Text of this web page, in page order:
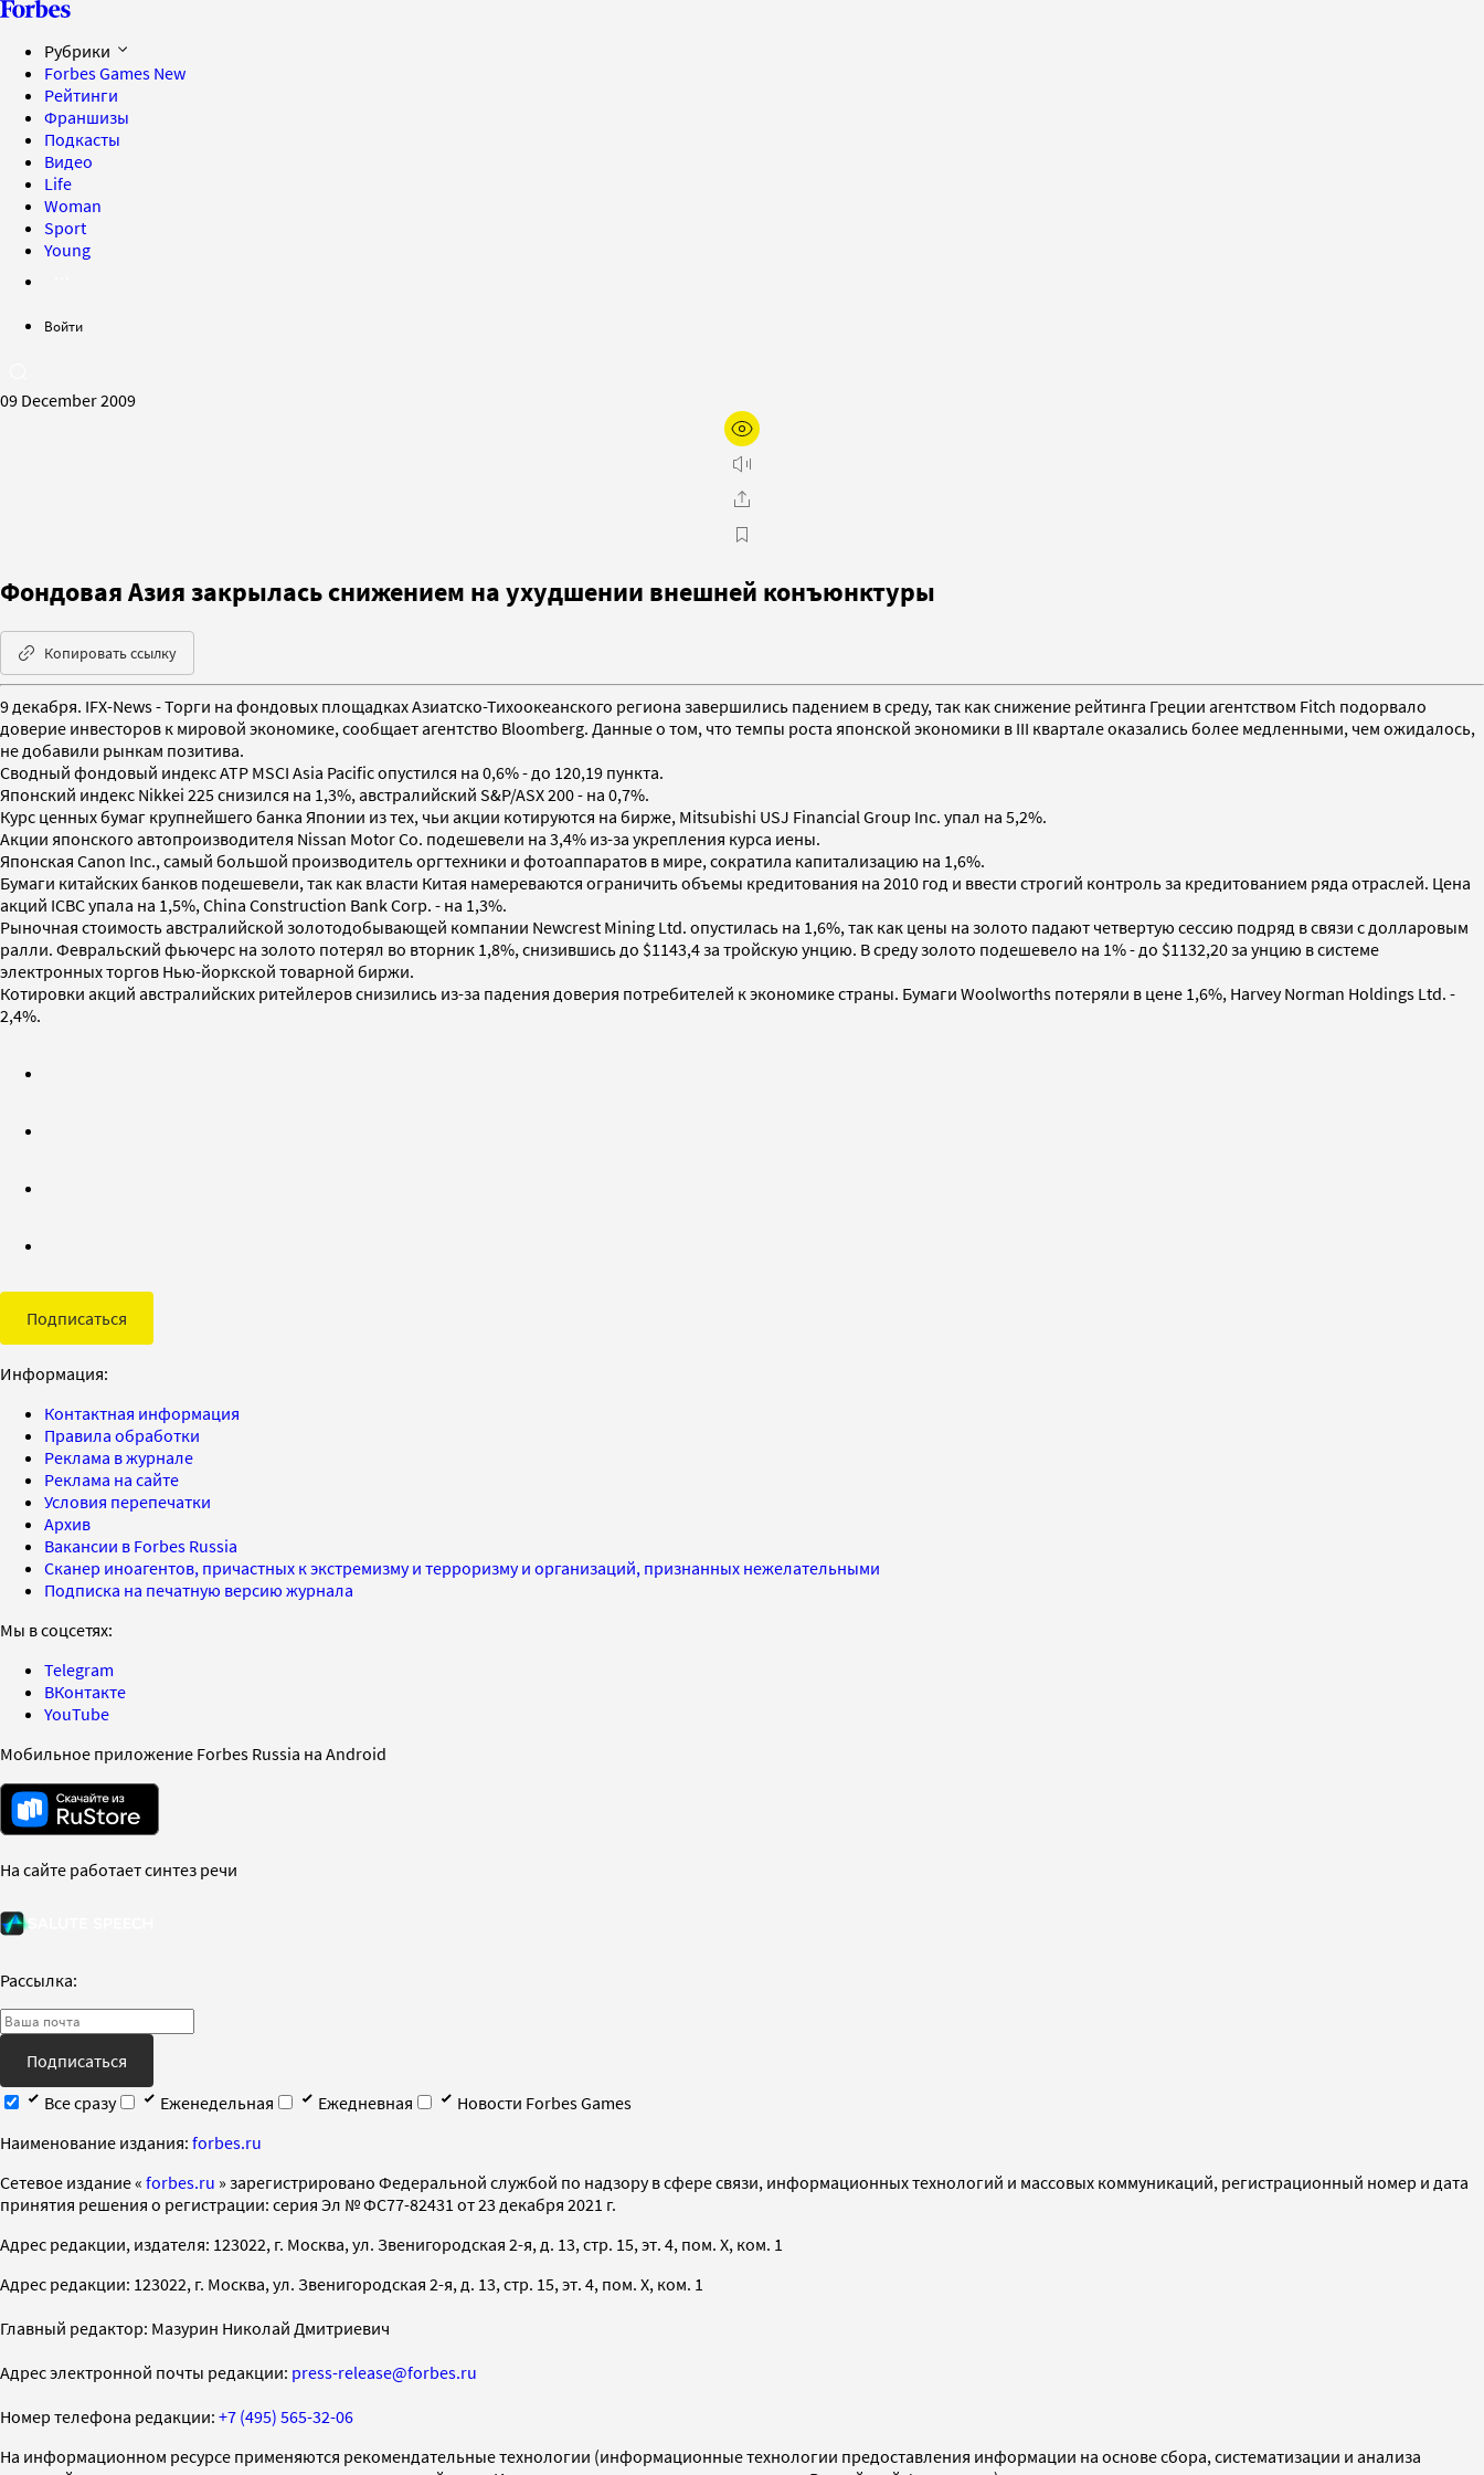
Рубрики
Forbes Games New
Рейтинги
Франшизы
Подкасты
Видео
Life
Woman
Sport
Young
Войти
09 December 2009
Фондовая Азия закрылась снижением на ухудшении внешней конъюнктуры
Копировать ссылку
9 декабря. IFX-News - Торги на фондовых площадках Азиатско-Тихоокеанского региона завершились падением в среду, так как снижение рейтинга Греции агентством Fitch подорвало
доверие инвесторов к мировой экономике, сообщает агентство Bloomberg. Данные о том, что темпы роста японской экономики в III квартале оказались более медленными, чем ожидалось,
не добавили рынкам позитива.
Сводный фондовый индекс АТР MSCI Asia Pacific опустился на 0,6% - до 120,19 пункта.
Японский индекс Nikkei 225 снизился на 1,3%, австралийский S&P/ASX 200 - на 0,7%.
Курс ценных бумаг крупнейшего банка Японии из тех, чьи акции котируются на бирже, Mitsubishi USJ Financial Group Inc. упал на 5,2%.
Акции японского автопроизводителя Nissan Motor Co. подешевели на 3,4% из-за укрепления курса иены.
Японская Canon Inc., самый большой производитель оргтехники и фотоаппаратов в мире, сократила капитализацию на 1,6%.
Бумаги китайских банков подешевели, так как власти Китая намереваются ограничить объемы кредитования на 2010 год и ввести строгий контроль за кредитованием ряда отраслей. Цена
акций ICBC упала на 1,5%, China Construction Bank Corp. - на 1,3%.
Рыночная стоимость австралийской золотодобывающей компании Newcrest Mining Ltd. опустилась на 1,6%, так как цены на золото падают четвертую сессию подряд в связи с долларовым
ралли. Февральский фьючерс на золото потерял во вторник 1,8%, снизившись до $1143,4 за тройскую унцию. В среду золото подешевело на 1% - до $1132,20 за унцию в системе
электронных торгов Нью-йоркской товарной биржи.
Котировки акций австралийских ритейлеров снизились из-за падения доверия потребителей к экономике страны. Бумаги Woolworths потеряли в цене 1,6%, Harvey Norman Holdings Ltd. -
2,4%.
Подписаться
Информация:
Контактная информация
Правила обработки
Реклама в журнале
Реклама на сайте
Условия перепечатки
Архив
Вакансии в Forbes Russia
Сканер иноагентов, причастных к экстремизму и терроризму и организаций, признанных нежелательными
Подписка на печатную версию журнала
Мы в соцсетях:
Telegram
ВКонтакте
YouTube
Мобильное приложение Forbes Russia на Android
На сайте работает синтез речи
Рассылка:
Подписаться
Все сразу
Еженедельная Ежедневная
Новости Forbes Games
Наименование издания: forbes.ru
Cетевое издание « forbes.ru » зарегистрировано Федеральной службой по надзору в сфере связи, информационных технологий и массовых коммуникаций, регистрационный номер и дата
принятия решения о регистрации: серия Эл № ФС77-82431 от 23 декабря 2021 г.
Адрес редакции, издателя: 123022, г. Москва, ул. Звенигородская 2-я, д. 13, стр. 15, эт. 4, пом. X, ком. 1
Адрес редакции: 123022, г. Москва, ул. Звенигородская 2-я, д. 13, стр. 15, эт. 4, пом. X, ком. 1
Главный редактор: Мазурин Николай Дмитриевич
Адрес электронной почты редакции: press-release@forbes.ru
Номер телефона редакции: +7 (495) 565-32-06
На информационном ресурсе применяются рекомендательные технологии (информационные технологии предоставления информации на основе сбора, систематизации и анализа